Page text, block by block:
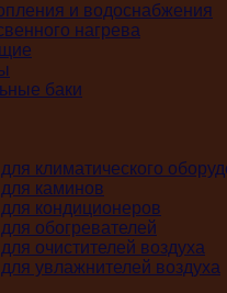
и водоснабжения
нагрева
баки
климатического
каминов
кондиционеров
обогревателей
очистителей воздуха
увлажнителей воздуха